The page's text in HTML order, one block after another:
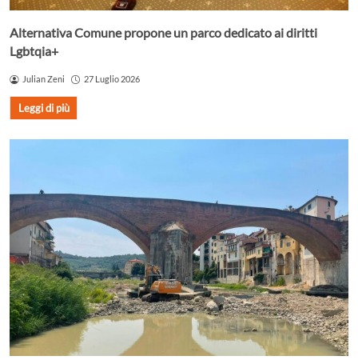
Alternativa Comune propone un parco dedicato ai diritti
Lgbtqia+
Julian Zeni 27 Luglio 2026
Leggi di più